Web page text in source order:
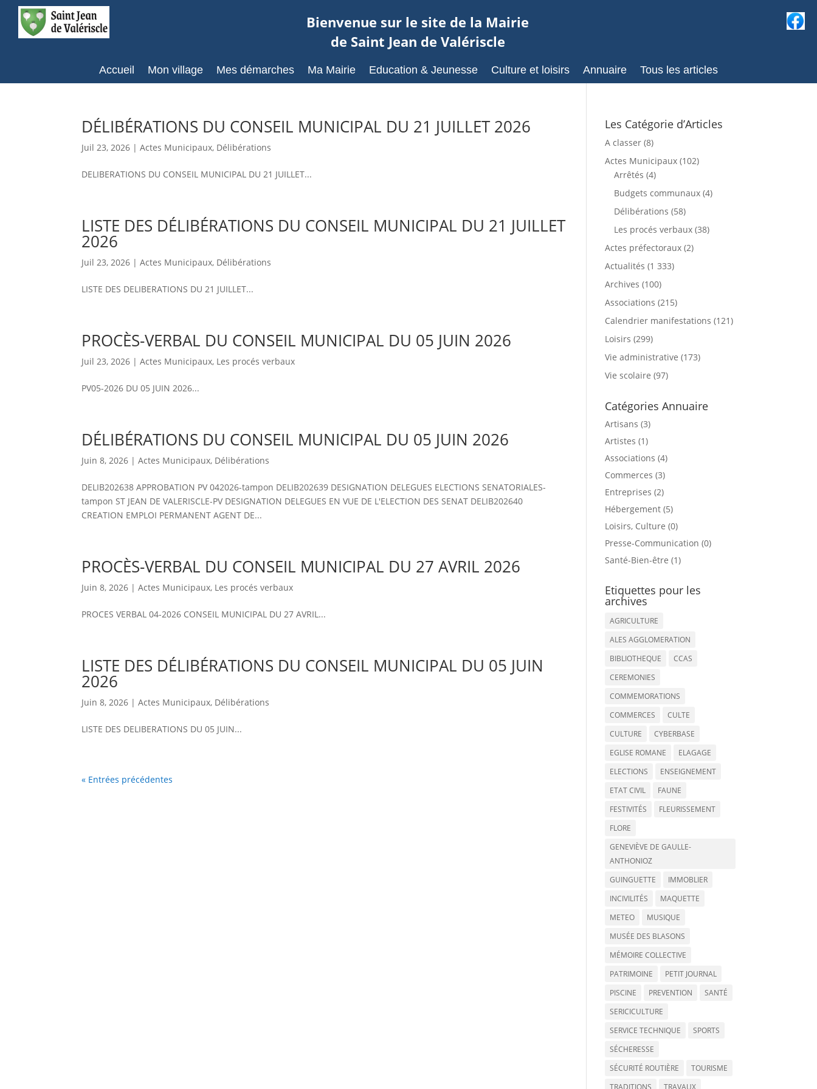
Bienvenue sur le site de la Mairie
de Saint Jean de Valériscle
Accueil Mon village Mes démarches Ma Mairie Education & Jeunesse Culture et loisirs Annuaire Tous les articles
DÉLIBÉRATIONS DU CONSEIL MUNICIPAL DU 21 JUILLET 2026
Juil 23, 2026 |Actes Municipaux, Délibérations
DELIBERATIONS DU CONSEIL MUNICIPAL DU 21 JUILLET...
LISTE DES DÉLIBÉRATIONS DU CONSEIL MUNICIPAL DU 21 JUILLET
2026
Juil 23, 2026 |Actes Municipaux, Délibérations
LISTE DES DELIBERATIONS DU 21 JUILLET...
PROCÈS-VERBAL DU CONSEIL MUNICIPAL DU 05 JUIN 2026
Juil 23, 2026 |Actes Municipaux, Les procés verbaux
PV05-2026 DU 05 JUIN 2026...
DÉLIBÉRATIONS DU CONSEIL MUNICIPAL DU 05 JUIN 2026
Juin 8, 2026 |Actes Municipaux, Délibérations
DELIB202638 APPROBATION PV 042026-tampon DELIB202639 DESIGNATION DELEGUES ELECTIONS SENATORIALES-
tampon ST JEAN DE VALERISCLE-PV DESIGNATION DELEGUES EN VUE DE L'ELECTION DES SENAT DELIB202640
CREATION EMPLOI PERMANENT AGENT DE...
PROCÈS-VERBAL DU CONSEIL MUNICIPAL DU 27 AVRIL 2026
Juin 8, 2026 |Actes Municipaux, Les procés verbaux
PROCES VERBAL 04-2026 CONSEIL MUNICIPAL DU 27 AVRIL...
LISTE DES DÉLIBÉRATIONS DU CONSEIL MUNICIPAL DU 05 JUIN
2026
Juin 8, 2026 |Actes Municipaux, Délibérations
LISTE DES DELIBERATIONS DU 05 JUIN...
« Entrées précédentes
Les Catégorie d’Articles
A classer(8)
Actes Municipaux(102)
Arrêtés (4)
Budgets communaux(4)
Délibérations (58)
Les procés verbaux(38)
Actes préfectoraux(2)
Actualités (1 333)
Archives (100)
Associations (215)
Calendrier manifestations (121)
Loisirs (299)
Vie administrative (173)
Vie scolaire (97)
Catégories Annuaire
Artisans (3)
Artistes (1)
Associations (4)
Commerces (3)
Entreprises (2)
Hébergement (5)
Loisirs, Culture (0)
Presse-Communication (0)
Santé-Bien-être (1)
Etiquettes pour les
archives
AGRICULTURE
ALES AGGLOMERATION
BIBLIOTHEQUE
CCAS
CEREMONIES
COMMEMORATIONS
COMMERCES
CULTE
CULTURE
CYBERBASE
EGLISE ROMANE
ELAGAGE
ELECTIONS
ENSEIGNEMENT
ETAT CIVIL
FAUNE
FESTIVITÉS
FLEURISSEMENT
FLORE
GENEVIÈVE DE GAULLE-
ANTHONIOZ
GUINGUETTE
IMMOBLIER
INCIVILITÉS
MAQUETTE
METEO
MUSIQUE
MUSÉE DES BLASONS
MÉMOIRE COLLECTIVE
PATRIMOINE
PETIT JOURNAL
PISCINE
PREVENTION
SANTÉ
SERICICULTURE
SERVICE TECHNIQUE
SPORTS
SÉCHERESSE
SÉCURITÉ ROUTIÈRE
TOURISME
TRADITIONS
TRAVAUX